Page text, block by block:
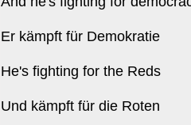
Er kämpft für Demokratie
He's fighting for the Reds
Und kämpft für die Roten